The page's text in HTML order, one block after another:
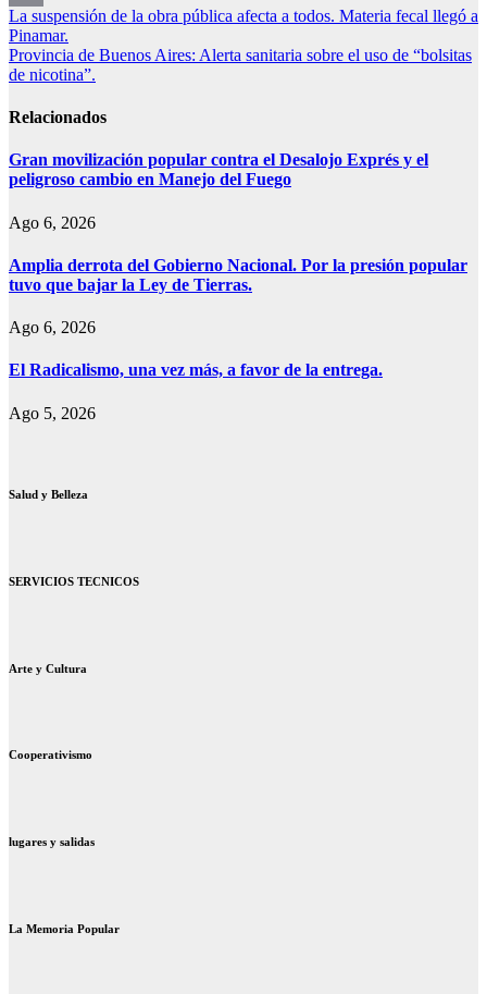
Print
Navegación
de
entradas
La suspensión de la obra pública afecta a todos. Materia fecal llegó a
Pinamar.
Provincia de Buenos Aires: Alerta sanitaria sobre el uso de “bolsitas
de nicotina”.
Relacionados
Gran movilización popular contra el Desalojo Exprés y el
peligroso cambio en Manejo del Fuego
Ago 6, 2026
Amplia derrota del Gobierno Nacional. Por la presión popular
tuvo que bajar la Ley de Tierras.
Ago 6, 2026
El Radicalismo, una vez más, a favor de la entrega.
Ago 5, 2026
Salud y Belleza
SERVICIOS TECNICOS
Arte y Cultura
Cooperativismo
lugares y salidas
La Memoria Popular